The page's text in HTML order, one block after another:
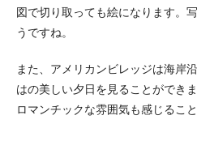
図で切り取っても絵になります。
うですね。
また、アメリカンビレッジは海岸
はの美しい夕日を見ることができ
ロマンチックな雰囲気も感じること